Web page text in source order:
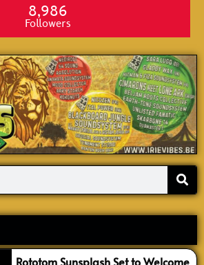
8,986
Followers
Rototom Sunsplash Set to Welcome